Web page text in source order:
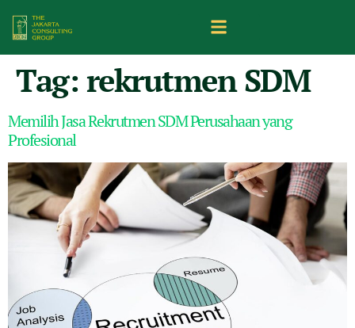
Tag: rekrutmen SDM
Memilih Jasa Rekrutmen SDM Perusahaan yang
Profesional